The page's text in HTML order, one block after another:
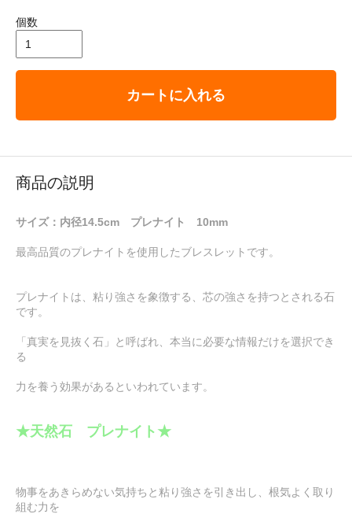
個数
カートに入れる
商品の説明
サイズ：内径14.5cm プレナイト 10mm
最高品質のプレナイトを使用したブレスレットです。
プレナイトは、粘り強さを象徴する、芯の強さを持つとされる石
です。
「真実を見抜く石」と呼ばれ、本当に必要な情報だけを選択でき
る
力を養う効果があるといわれています。
★天然石 プレナイト★
物事をあきらめない気持ちと粘り強さを引き出し、根気よく取り
組む力を